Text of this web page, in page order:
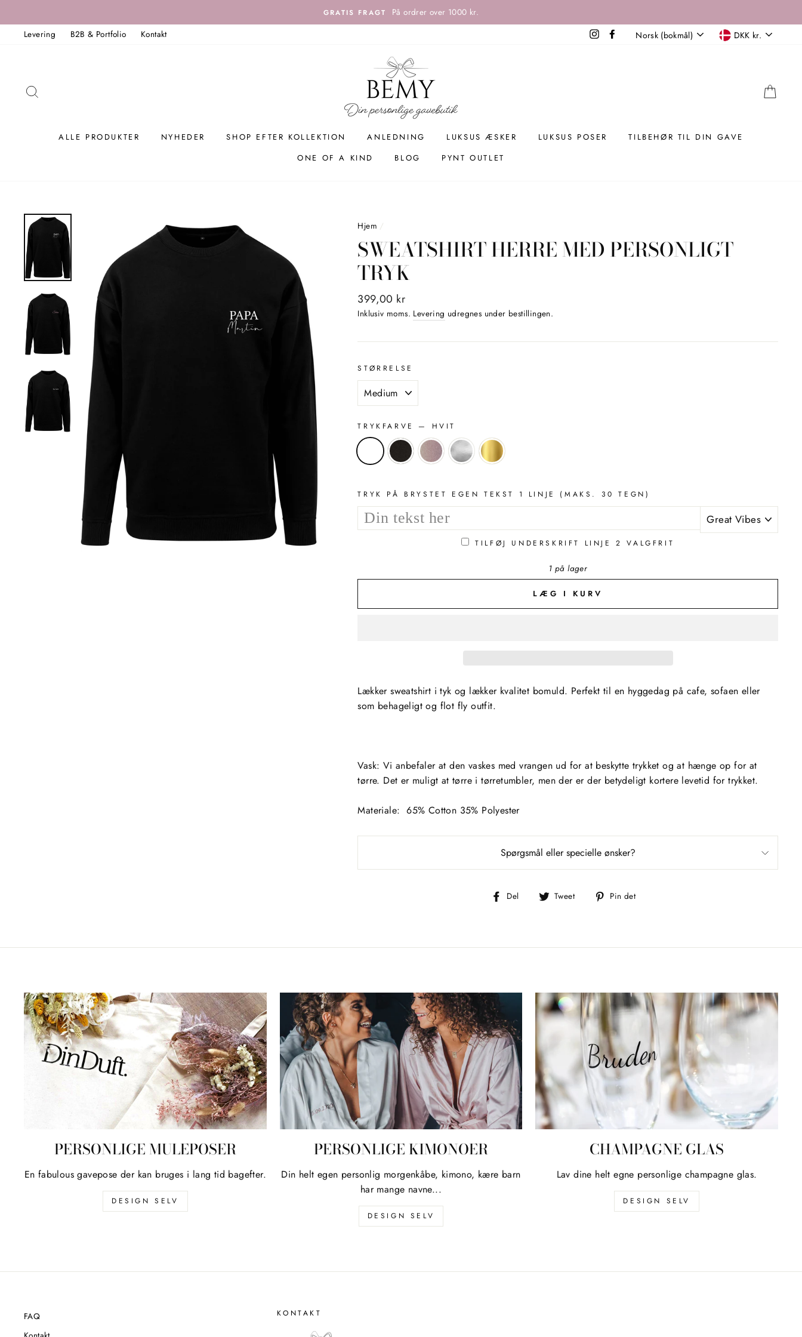
til
indholdet
GRATIS FRAGT
På ordrer over 1000 kr.
Levering
B2B & Portfolio Kontakt InstagramFacebook
SPROG
Norsk (bokmål) VALUTA
DKK kr.
ALLE PRODUKTER NYHEDER SHOP EFTER KOLLEKTION ANLEDNING LUKSUS ÆSKER LUKSUS POSER
TILBEHØR TIL DIN GAVE
ONE OF A KIND
BLOG PYNT OUTLET
Hjem /
SWEATSHIRT HERRE MED PERSONLIGT
TRYK
Normalpris
399,00 kr
Inklusiv moms. Levering udregnes under bestillingen.
STØRRELSE
TRYKFARVE — HVIT
TRYK PÅ BRYSTET EGEN TEKST 1 LINJE (MAKS. 30 TEGN)
Great Vibes
TILFØJ UNDERSKRIFT LINJE 2 VALGFRIT
1 på lager
LÆG I KURV
Lækker sweatshirt i tyk og lækker kvalitet bomuld. Perfekt til en hyggedag på cafe, sofaen eller
som behageligt og flot fly outfit.
Vask: Vi anbefaler at den vaskes med vrangen ud for at beskytte trykket og at hænge op for at
tørre. Det er muligt at tørre i tørretumbler, men der er der betydeligt kortere levetid for trykket.
Materiale: 65% Cotton 35% Polyester
Spørgsmål eller specielle ønsker?
Del
Del
Tweet
Tweet Pin det
PERSONLIGE MULEPOSER
En fabulous gavepose der kan bruges i lang tid bagefter.
DESIGN SELV
PERSONLIGE KIMONOER
Din helt egen personlig morgenkåbe, kimono, kære barn
har mange navne...
DESIGN SELV
CHAMPAGNE GLAS
Lav dine helt egne personlige champagne glas.
DESIGN SELV
FAQ
KONTAKT